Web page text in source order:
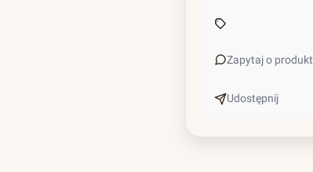
Zapytaj o produkt
Udostępnij